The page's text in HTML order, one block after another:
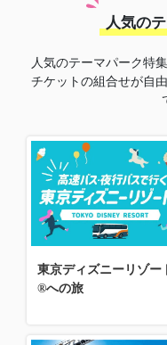
人気の
人気のテーマパーク特
チケットの組合せが自
東京ディズニーリゾー
®への旅